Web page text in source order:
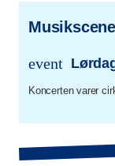
Musikscene
event
Koncerten varer